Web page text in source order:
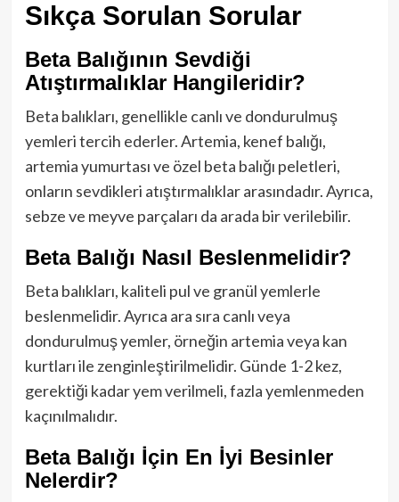
Sıkça Sorulan Sorular
Beta Balığının Sevdiği
Atıştırmalıklar Hangileridir?
Beta balıkları, genellikle canlı ve dondurulmuş
yemleri tercih ederler. Artemia, kenef balığı,
artemia yumurtası ve özel beta balığı peletleri,
onların sevdikleri atıştırmalıklar arasındadır. Ayrıca,
sebze ve meyve parçaları da arada bir verilebilir.
Beta Balığı Nasıl Beslenmelidir?
Beta balıkları, kaliteli pul ve granül yemlerle
beslenmelidir. Ayrıca ara sıra canlı veya
dondurulmuş yemler, örneğin artemia veya kan
kurtları ile zenginleştirilmelidir. Günde 1-2 kez,
gerektiği kadar yem verilmeli, fazla yemlenmeden
kaçınılmalıdır.
Beta Balığı İçin En İyi Besinler
Nelerdir?